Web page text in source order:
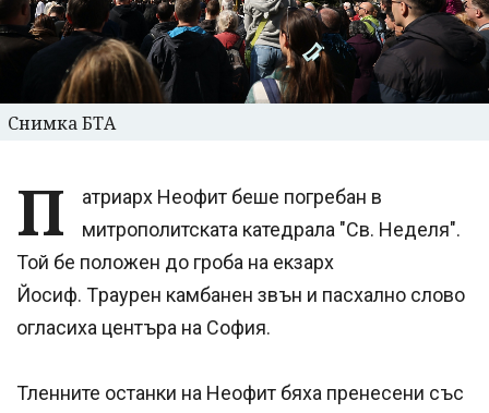
Снимка БТА
П
атриарх Неофит беше погребан в
митрополитската катедрала "Св. Неделя".
Той бе положен до гроба на екзарх
Йосиф. Tраурен камбанен звън и пасхално слово
огласиха центъра на София.
Тленните останки на Неофит бяха пренесени със